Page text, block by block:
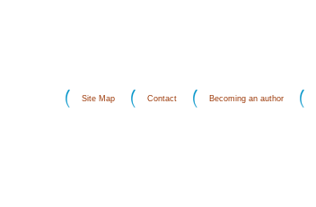
Site Map Contact Becoming an author